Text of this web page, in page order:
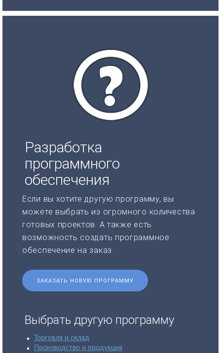
Разработка
программного
обеспечения
Если вы хотите другую программу, вы
можете выбрать из огромного количества
готовых проектов. А также есть
возможность создать программное
обеспечение на заказ.
ЗАКАЗАТЬ НОВУЮ ПРОГРАММУ
Выбрать другую программу
Торговля и склад
Производство и продукция